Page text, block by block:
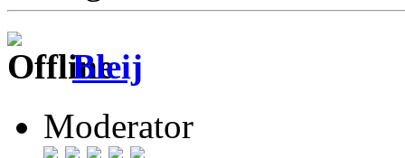
Bleij
Moderator